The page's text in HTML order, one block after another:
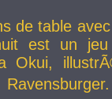
de table
est un
Okui,